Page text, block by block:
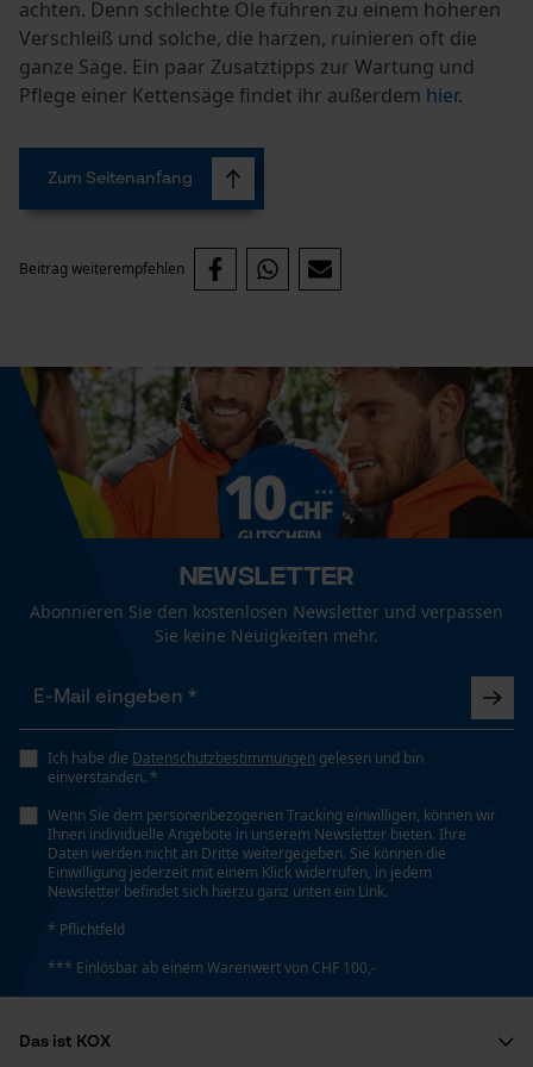
achten. Denn schlechte Öle führen zu einem höheren
Verschleiß und solche, die harzen, ruinieren oft die
ganze Säge. Ein paar Zusatztipps zur Wartung und
Pflege einer Kettensäge findet ihr außerdem hier.
Zum Seitenanfang
Beitrag weiterempfehlen
Newsletter
Abonnieren Sie den kostenlosen Newsletter und verpassen
Sie keine Neuigkeiten mehr.
Ich habe die Datenschutzbestimmungen gelesen und bin
einverstanden. *
Wenn Sie dem personenbezogenen Tracking einwilligen, können wir
Ihnen individuelle Angebote in unserem Newsletter bieten. Ihre
Daten werden nicht an Dritte weitergegeben. Sie können die
Einwilligung jederzeit mit einem Klick widerrufen, in jedem
Newsletter befindet sich hierzu ganz unten ein Link.
* Pflichtfeld
*** Einlösbar ab einem Warenwert von CHF 100,-
Das ist KOX
Prüfung setzen von Cookies
Speichern der Auswahl zur
Econda Tag Manager
Econda Analytics
Mouseflow Web Analytics Tool
Fact-Finder Tracking
Funktionale Cookies
Persönliche Begrüßung
Geo-IP und User Detection
YouTube-Videos
Kontaktaufnahme per Chat